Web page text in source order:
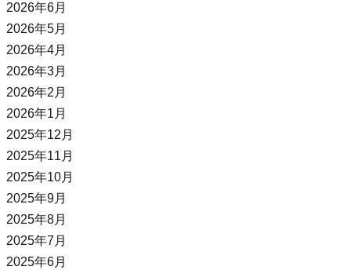
2026年6月
2026年5月
2026年4月
2026年3月
2026年2月
2026年1月
2025年12月
2025年11月
2025年10月
2025年9月
2025年8月
2025年7月
2025年6月